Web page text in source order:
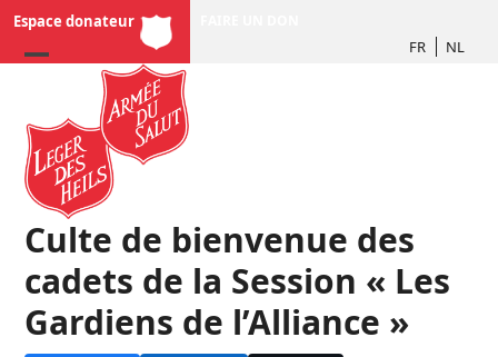
Skip
content
FR NL
Espace donateur
Culte de bienvenue des
cadets de la Session « Les
Gardiens de l’Alliance »